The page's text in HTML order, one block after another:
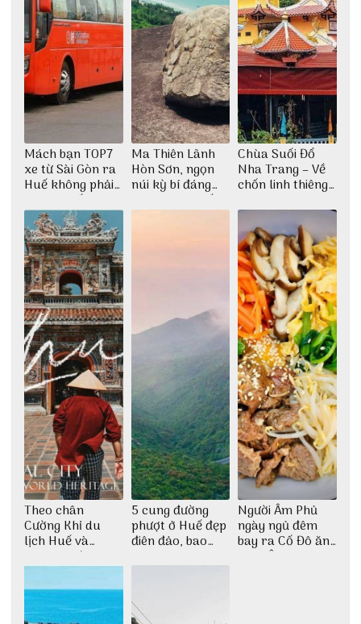
Mách bạn TOP7
xe từ Sài Gòn ra
Huế không phải
ai cũng biết
Ma Thiên Lãnh
Hòn Sơn, ngọn
núi kỳ bí đáng
khám phá nhất
Chùa Suối Đổ
Nha Trang – Về
chốn linh thiêng
thiền định
Theo chân
Cường Khỉ du
lịch Huế và
check-in đúng
những góc chụp
đẹp
5 cung đường
phượt ở Huế đẹp
điên đảo, bao
dịch
Người Âm Phủ
ngày ngủ đêm
bay ra Cố Đô ăn
Cơm Âm Phủ